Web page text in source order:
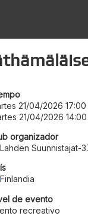
21/04/2026 17:00
21/04/2026 14:00
organizador
Lahden Suunnistajat-
Finlandia
de evento
recreativo